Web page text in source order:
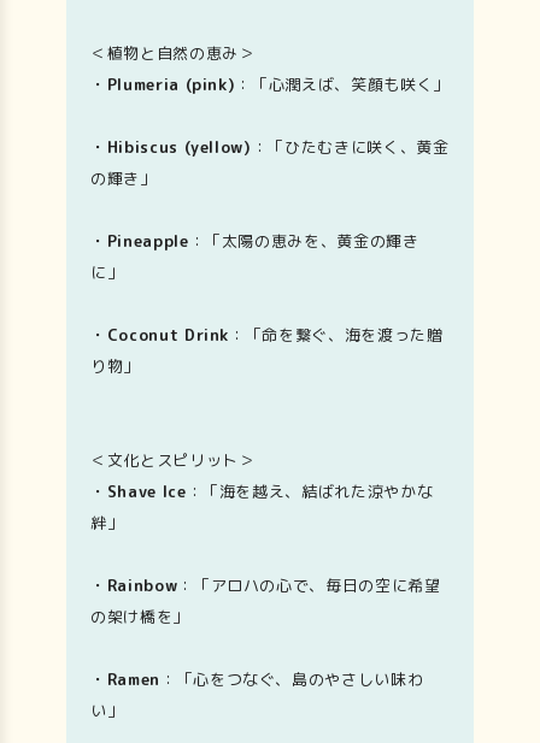
＜植物と自然の恵み＞
・Plumeria (pink) ：「心潤えば、笑顔も咲く」
・Hibiscus (yellow) ：「ひたむきに咲く、黄金
の輝き」
・Pineapple ：「太陽の恵みを、黄金の輝き
に」
・Coconut Drink ：「命を繋ぐ、海を渡った贈
り物」
＜文化とスピリット＞
・Shave Ice ：「海を越え、結ばれた涼やかな
絆」
・Rainbow ：「アロハの心で、毎日の空に希望
の架け橋を」
・Ramen ：「心をつなぐ、島のやさしい味わ
い」